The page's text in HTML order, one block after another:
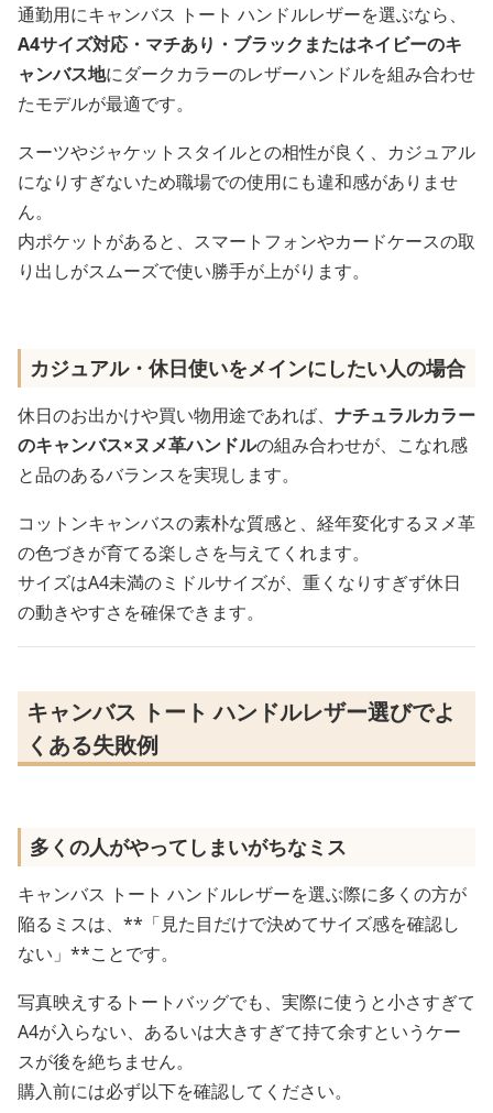
通勤用にキャンバス トート ハンドルレザーを選ぶなら、
A4サイズ対応・マチあり・ブラックまたはネイビーのキ
ャンバス地にダークカラーのレザーハンドルを組み合わせ
たモデルが最適です。
スーツやジャケットスタイルとの相性が良く、カジュアル
になりすぎないため職場での使用にも違和感がありませ
ん。
内ポケットがあると、スマートフォンやカードケースの取
り出しがスムーズで使い勝手が上がります。
カジュアル・休日使いをメインにしたい人の場合
休日のお出かけや買い物用途であれば、 ナチュラルカラー
のキャンバス×ヌメ革ハンドルの組み合わせが、こなれ感
と品のあるバランスを実現します。
コットンキャンバスの素朴な質感と、経年変化するヌメ革
の色づきが育てる楽しさを与えてくれます。
サイズはA4未満のミドルサイズが、重くなりすぎず休日
の動きやすさを確保できます。
キャンバス トート ハンドルレザー選びでよ
くある失敗例
多くの人がやってしまいがちなミス
キャンバス トート ハンドルレザーを選ぶ際に多くの方が
陥るミスは、**「見た目だけで決めてサイズ感を確認し
ない」**ことです。
写真映えするトートバッグでも、実際に使うと小さすぎて
A4が入らない、あるいは大きすぎて持て余すというケー
スが後を絶ちません。
購入前には必ず以下を確認してください。